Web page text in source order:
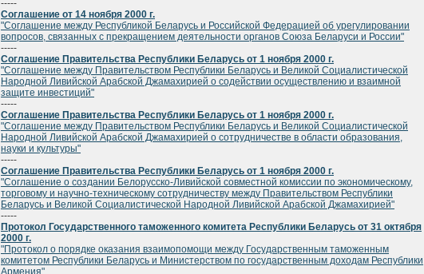
-----
Соглашение от 14 ноября 2000 г.
"Соглашение между Республикой Беларусь и Российской Федерацией об урегулировании
вопросов, связанных с прекращением деятельности органов Союза Беларуси и России"
-----
Соглашение Правительства Республики Беларусь от 1 ноября 2000 г.
"Соглашение между Правительством Республики Беларусь и Великой Социалистической
Народной Ливийской Арабской Джамахирией о содействии осуществлению и взаимной
защите инвестиций"
-----
Соглашение Правительства Республики Беларусь от 1 ноября 2000 г.
"Соглашение между Правительством Республики Беларусь и Великой Социалистической
Народной Ливийской Арабской Джамахирией о сотрудничестве в области образования,
науки и культуры"
-----
Соглашение Правительства Республики Беларусь от 1 ноября 2000 г.
"Соглашение о создании Белорусско-Ливийской совместной комиссии по экономическому,
торговому и научно-техническому сотрудничеству между Правительством Республики
Беларусь и Великой Социалистической Народной Ливийской Арабской Джамахирией"
-----
Протокол Государственного таможенного комитета Республики Беларусь от 31 октября
2000 г.
"Протокол о порядке оказания взаимопомощи между Государственным таможенным
комитетом Республики Беларусь и Министерством по государственным доходам Республики
Армения"